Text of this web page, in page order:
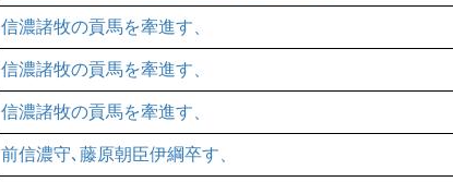
信濃諸牧の貢馬を牽進す、
信濃諸牧の貢馬を牽進す、
信濃諸牧の貢馬を牽進す、
前信濃守､藤原朝臣伊綱卒す、